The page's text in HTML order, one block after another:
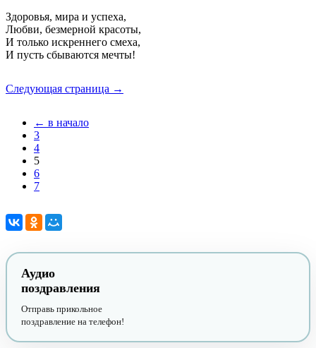
Здоровья, мира и успеха,
Любви, безмерной красоты,
И только искреннего смеха,
И пусть сбываются мечты!
Следующая страница →
← в начало
3
4
5
6
7
Аудио
поздравления
Отправь прикольное
поздравление на телефон!